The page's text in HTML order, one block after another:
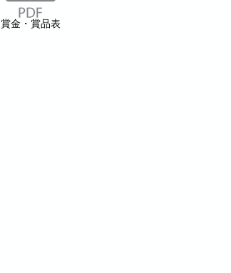
賞金・賞品表